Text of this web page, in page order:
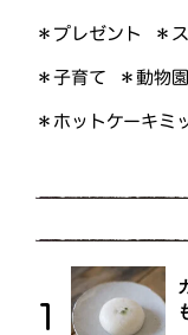
＊プレゼント ＊
＊子育て ＊動物園
＊ホットケーキミ